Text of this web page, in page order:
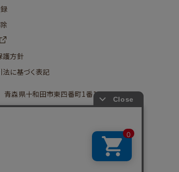
護方針
に基づく表記
青森県十和田市東四番町1番14号